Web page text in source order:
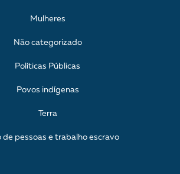
Mulheres
Não categorizado
Políticas Públicas
Povos indígenas
Terra
de pessoas e trabalho escravo